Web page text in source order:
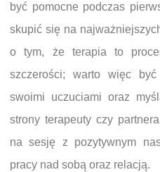
być pomocne podczas
skupić się na
o tym, że terapia to
szczerości; warto więc
swoimi uczuciami oraz
strony terapeuty czy
na sesję z pozytywnym
pracy nad sobą oraz relacją.